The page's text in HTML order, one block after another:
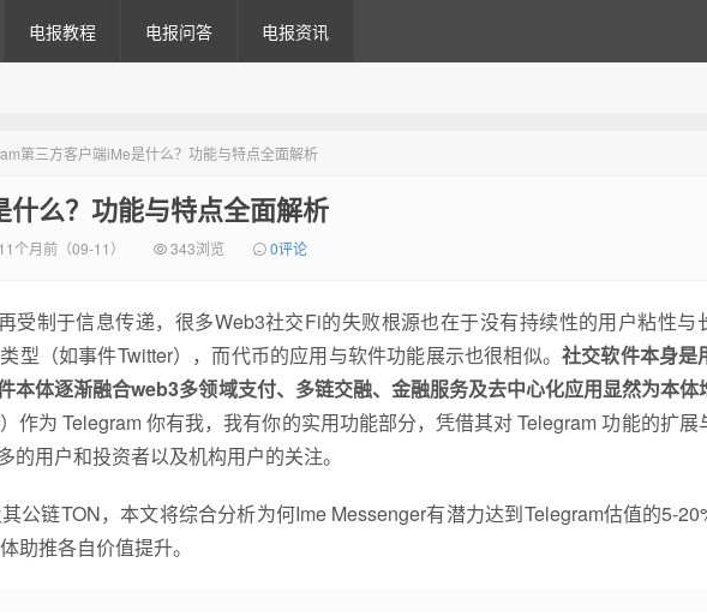
电报教程 电报问答 电报资讯
第三方客户端iMe是什么？功能与特点全面解析
么？功能与特点全面解析
11个月前（09-11） 343浏览 0评论
受制于信息传递，很多Web3社交Fi的失败根源也在于没有持续性的用户粘性与
型（如事件Twitter），而代币的应用与软件功能展示也很相似。 社交软件本身是
本体逐渐融合web3多领域支付、多链交融、金融服务及去中心化应用显然为本体
作为 Telegram 你有我，我有你的实用功能部分，凭借其对 Telegram 功能的扩展
用户和投资者以及机构用户的关注。
公链TON，本文将综合分析为何Ime Messenger有潜力达到Telegram估值的5-
助推各自价值提升。